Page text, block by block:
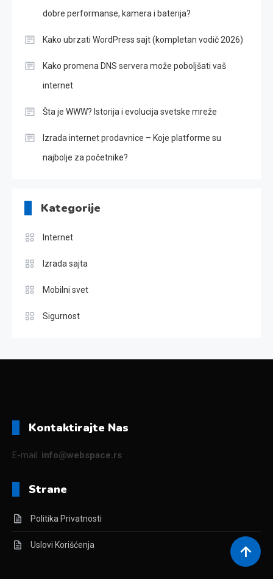
dobre performanse, kamera i baterija?
Kako ubrzati WordPress sajt (kompletan vodič 2026)
Kako promena DNS servera može poboljšati vaš
internet
Šta je WWW? Istorija i evolucija svetske mreže
Izrada internet prodavnice – Koje platforme su
najbolje za početnike?
Kategorije
Internet
Izrada sajta
Mobilni svet
Sigurnost
Kontaktirajte Nas
E-mail: info@webspace.rs
Strane
Politika Privatnosti
Uslovi Korišćenja